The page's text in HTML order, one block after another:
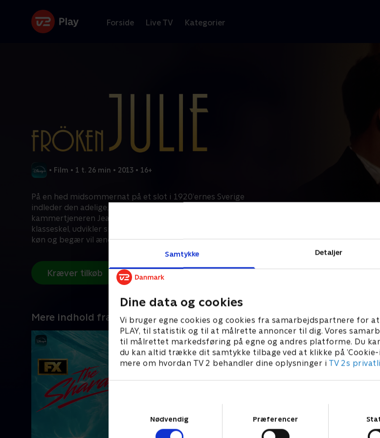
Samtykke Detaljer
Dine data og cookies
Vi bruger egne cookies og cookies fra samarbejdspartnere for
PLAY, til statistik og til at målrette annoncer til dig. Vores
til målrettet markedsføring på egne og andres platforme. Du
du kan altid trække dit samtykke tilbage ved at klikke på
mere om hvordan TV 2 behandler dine oplysninger i TV 2s
Nødvendig
Præferencer
Forside Live TV Kategorier
• Film • 1 t. 26 min • 2013 • 16+
På en hed midsommernat på et slot i 1920’ernes Sverige
indleder den adelige, frisindede Julie en farlig dans med
kammertjeneren Jean. Hvad der starter som en flirt på tværs af
klasseskel, udvikler sig til en intens og tragisk magtkamp, hvor
køn og begær vil ændre dem for altid.
Kræver tilkøb
Mere indhold fra Disney+